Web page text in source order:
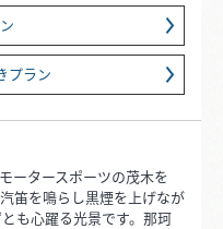
プラン
ータースポーツの茂木を
笛を鳴らし黒煙を上げなが
も心躍る光景です。那珂